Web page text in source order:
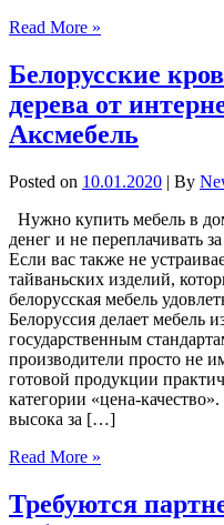
Read More »
Белорусские
дерева от
Аксмебель
Posted on 10.01.2020 | By
Нужно купить мебель в
денег и не переплачивать
Если вас также не
тайваньских изделий,
белорусская мебель
Белоруссия делает мебель
государственным
производители просто не
готовой продукции
категории «цена-
высока за […]
Read More »
Требуются